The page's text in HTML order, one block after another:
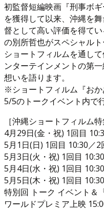
初監督短編映画『刑事ボ
を獲得して以来、沖縄を
督として高い評価を得て
の別所哲也がスペシャルト
ショートフィルムを通し
ンターテインメントの第
想いを語ります。
※ショートフィルム『おか
5/5のトークイベント内で
［沖縄ショートフィルム
4月29日(金・祝) 1回目
5月1日(日) 1回目 10:30／2
5月3日(火・祝) 1回目
5月4日(水・祝) 1回目
5月5日(木・祝) 1回目 10:30
特別回 トーク イベント＆
ワールドプレミア上映